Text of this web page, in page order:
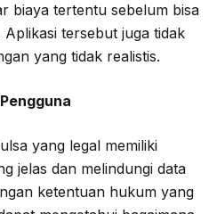
biaya tertentu sebelum bisa
tersebut juga tidak
yang tidak realistis.
yang legal memiliki
jelas dan melindungi data
ketentuan hukum yang